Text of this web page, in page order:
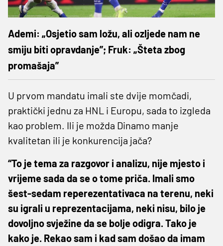
Ademi: „Osjetio sam ložu, ali ozljede nam ne
smiju biti opravdanje”; Fruk: „Šteta zbog
promašaja”
U prvom mandatu imali ste dvije momčadi,
praktički jednu za HNL i Europu, sada to izgleda
kao problem. Ili je možda Dinamo manje
kvalitetan ili je konkurencija jača?
“To je tema za razgovor i analizu, nije mjesto i
vrijeme sada da se o tome priča. Imali smo
šest-sedam reperezentativaca na terenu, neki
su igrali u reprezentacijama, neki nisu, bilo je
dovoljno svježine da se bolje odigra. Tako je
kako je. Rekao sam i kad sam došao da imam